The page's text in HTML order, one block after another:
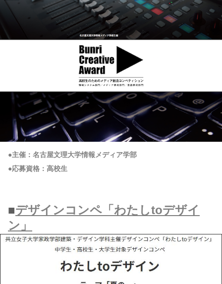
●主催：名古屋文理大学情報メディア学部
●応募資格：高校生
■デザインコンペ「わたしtoデザイ
ン」